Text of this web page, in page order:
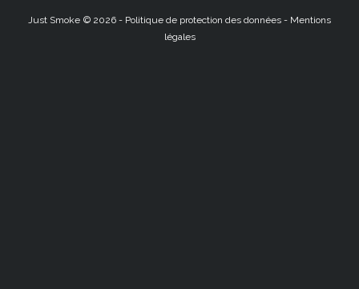
Just Smoke © 2026 - Politique de protection des données - Mentions
légales